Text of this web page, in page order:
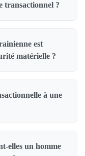
transactionnel ?
est
matérielle ?
à une
elles un homme